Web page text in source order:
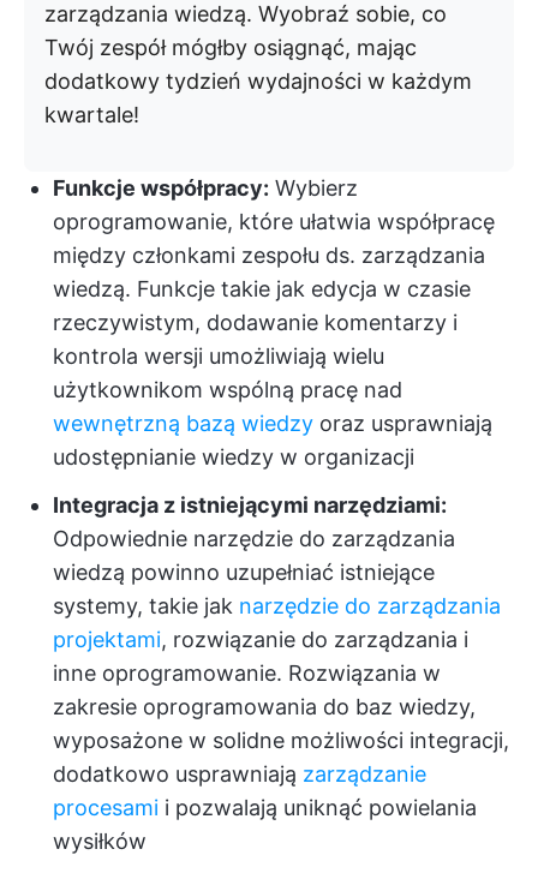
zarządzania wiedzą. Wyobraź sobie, co
Twój zespół mógłby osiągnąć, mając
dodatkowy tydzień wydajności w każdym
kwartale!
Funkcje współpracy: Wybierz
oprogramowanie, które ułatwia współpracę
między członkami zespołu ds. zarządzania
wiedzą. Funkcje takie jak edycja w czasie
rzeczywistym, dodawanie komentarzy i
kontrola wersji umożliwiają wielu
użytkownikom wspólną pracę nad
wewnętrzną bazą wiedzy oraz usprawniają
udostępnianie wiedzy w organizacji
Integracja z istniejącymi narzędziami:
Odpowiednie narzędzie do zarządzania
wiedzą powinno uzupełniać istniejące
systemy, takie jak narzędzie do zarządzania
projektami, rozwiązanie do zarządzania i
inne oprogramowanie. Rozwiązania w
zakresie oprogramowania do baz wiedzy,
wyposażone w solidne możliwości integracji,
dodatkowo usprawniają zarządzanie
procesami i pozwalają uniknąć powielania
wysiłków